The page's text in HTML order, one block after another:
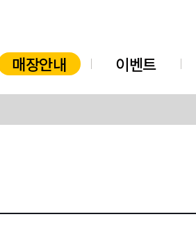
매장안내 이벤트